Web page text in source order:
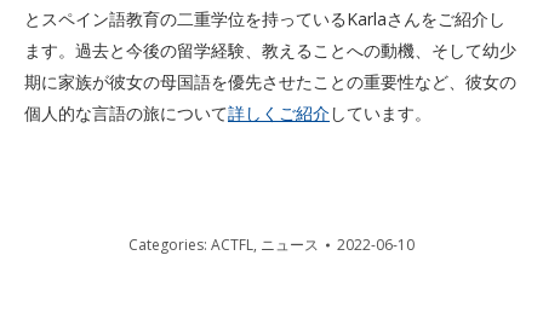
とスペイン語教育の二重学位を持っているKarlaさんをご紹介し
ます。過去と今後の留学経験、教えることへの動機、そして幼少
期に家族が彼女の母国語を優先させたことの重要性など、彼女の
個人的な言語の旅について詳しくご紹介しています。
Categories: ACTFL, ニュース 2022-06-10